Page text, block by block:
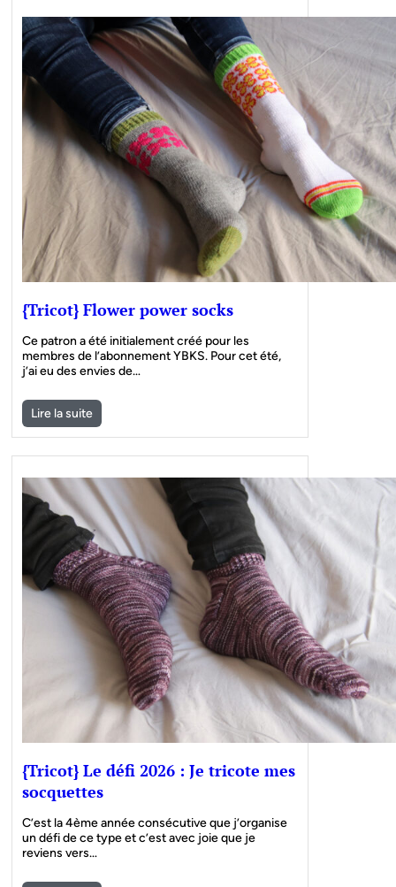
{Tricot} Flower power socks
Ce patron a été initialement créé pour les
membres de l’abonnement YBKS. Pour cet été,
j’ai eu des envies de…
Lire la suite
{Tricot} Le défi 2026 : Je tricote mes
socquettes
C’est la 4ème année consécutive que j’organise
un défi de ce type et c’est avec joie que je
reviens vers…